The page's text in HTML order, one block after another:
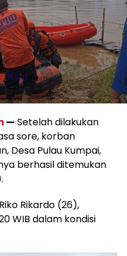
— Setelah dilakukan
sore, korban
Desa Pulau Kumpai,
berhasil ditemukan
Rikardo (26),
WIB dalam kondisi